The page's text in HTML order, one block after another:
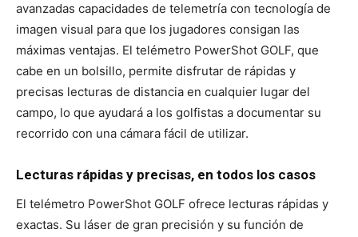
avanzadas capacidades de telemetría con tecnología de
imagen visual para que los jugadores consigan las
máximas ventajas. El telémetro PowerShot GOLF, que
cabe en un bolsillo, permite disfrutar de rápidas y
precisas lecturas de distancia en cualquier lugar del
campo, lo que ayudará a los golfistas a documentar su
recorrido con una cámara fácil de utilizar.
Lecturas rápidas y precisas, en todos los casos
El telémetro PowerShot GOLF ofrece lecturas rápidas y
exactas. Su láser de gran precisión y su función de